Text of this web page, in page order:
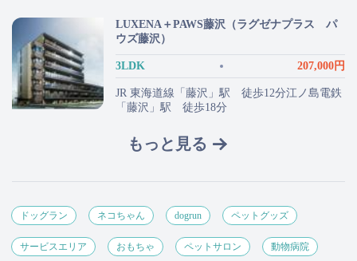
LUXENA＋PAWS藤沢（ラグゼナプラス パ
ウズ藤沢）
3LDK 207,000円
JR 東海道線「藤沢」駅 徒歩12分江ノ島電鉄
「藤沢」駅 徒歩18分
もっと見る
ドッグラン ネコちゃん dogrun ペットグッズ
サービスエリア おもちゃ ペットサロン 動物病院